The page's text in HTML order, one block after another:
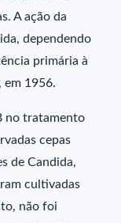
A ação da
dependendo
primária à
em 1956.
no tratamento
cepas
de Candida,
cultivadas
não foi